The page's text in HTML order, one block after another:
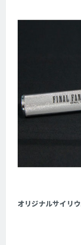
オリジナルサイリ